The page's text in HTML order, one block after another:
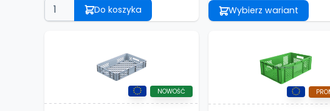
Do koszyka Wybierz wariant
NOWOŚĆ